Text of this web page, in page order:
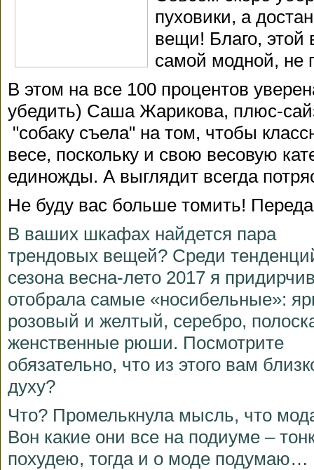
пуховики, а
вещи! Благо,
самой модной, не
В этом на все 100 процентов
убедить) Саша Жарикова, плюс-
"собаку съела" на том, чтобы
весе, поскольку и свою весовую
единожды. А выглядит всегда
Не буду вас больше томить!
В ваших шкафах найдется пара
трендовых вещей? Среди
сезона весна-лето 2017 я
отобрала самые «носибельные»:
розовый и желтый, серебро,
женственные рюши. Посмотрите
обязательно, что из этого вам
духу?
Что? Промелькнула мысль, что
Вон какие они все на подиуме –
похудею, тогда и о моде подумаю…